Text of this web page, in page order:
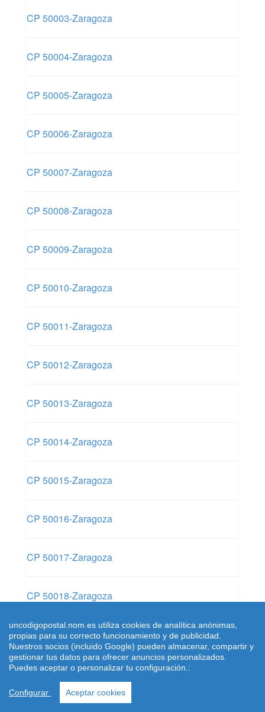
CP 50003-Zaragoza
CP 50004-Zaragoza
CP 50005-Zaragoza
CP 50006-Zaragoza
CP 50007-Zaragoza
CP 50008-Zaragoza
CP 50009-Zaragoza
CP 50010-Zaragoza
CP 50011-Zaragoza
CP 50012-Zaragoza
CP 50013-Zaragoza
CP 50014-Zaragoza
CP 50015-Zaragoza
CP 50016-Zaragoza
CP 50017-Zaragoza
CP 50018-Zaragoza
CP 51001-Ceuta
CP 51002-Ceuta
uncodigopostal.nom.es utiliza cookies de analítica anónimas,
propias para su correcto funcionamiento y de publicidad.
Nuestros socios (incluido Google) pueden almacenar, compartir y
gestionar tus datos para ofrecer anuncios personalizados.
Puedes aceptar o personalizar tu configuración.:
Configurar Aceptar cookies